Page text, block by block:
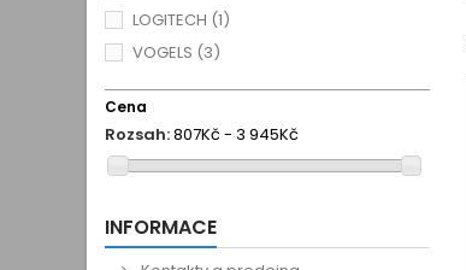
LOGITECH (1)
VOGELS (3)
Cena
Rozsah:807Kč - 3 945Kč
INFORMACE